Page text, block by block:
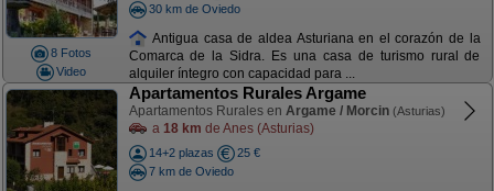
8 Fotos
Video
30 km de Oviedo
Antigua casa de aldea Asturiana en el corazón de la
Comarca de la Sidra. Es una casa de turismo rural de
alquiler íntegro con capacidad para ...
Apartamentos Rurales Argame
Apartamentos Rurales en Argame / Morcin (Asturias)
a 18 km de Anes (Asturias)
14+2 plazas
25 €
7 km de Oviedo